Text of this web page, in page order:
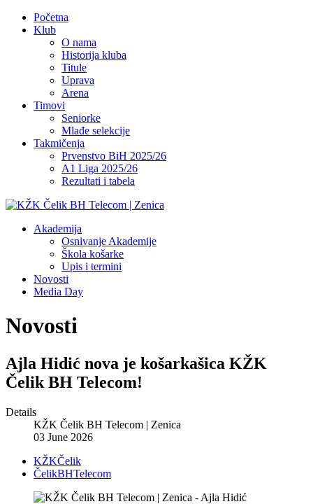
Početna
Klub
O nama
Historija kluba
Titule
Uprava
Arena
Timovi
Seniorke
Mlađe selekcije
Takmičenja
Prvenstvo BiH 2025/26
A1 Liga 2025/26
Rezultati i tabela
Akademija
Osnivanje Akademije
Škola košarke
Upis i termini
Novosti
Media Day
Novosti
Ajla Hidić nova je košarkašica KŽK
Čelik BH Telecom!
Details
KŽK Čelik BH Telecom | Zenica
03 June 2026
KŽKČelik
ČelikBHTelecom